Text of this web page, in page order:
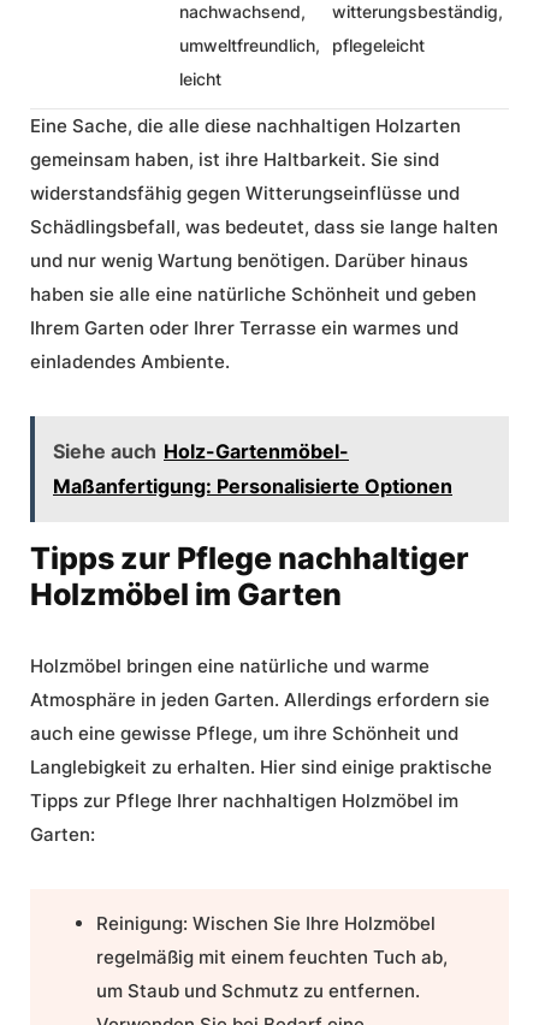
nachwachsend,
umweltfreundlich,
leicht
witterungsbeständig,
pflegeleicht
Eine Sache, die alle diese nachhaltigen Holzarten
gemeinsam haben, ist ihre Haltbarkeit. Sie sind
widerstandsfähig gegen Witterungseinflüsse und
Schädlingsbefall, was bedeutet, dass sie lange halten
und nur wenig Wartung benötigen. Darüber hinaus
haben sie alle eine natürliche Schönheit und geben
Ihrem Garten oder Ihrer Terrasse ein warmes und
einladendes Ambiente.
Siehe auch Holz-Gartenmöbel-
Maßanfertigung: Personalisierte Optionen
Tipps zur Pflege nachhaltiger
Holzmöbel im Garten
Holzmöbel bringen eine natürliche und warme
Atmosphäre in jeden Garten. Allerdings erfordern sie
auch eine gewisse Pflege, um ihre Schönheit und
Langlebigkeit zu erhalten. Hier sind einige praktische
Tipps zur Pflege Ihrer nachhaltigen Holzmöbel im
Garten:
Reinigung: Wischen Sie Ihre Holzmöbel
regelmäßig mit einem feuchten Tuch ab,
um Staub und Schmutz zu entfernen.